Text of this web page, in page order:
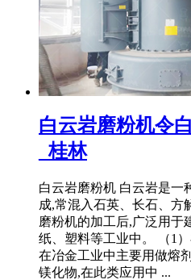
白云岩磨粉机令
_桂林
白云岩磨粉机 白云岩是一
成,常混入石英、长石、方
磨粉机的加工后,广泛用于
纸、塑料等工业中。 （1
在冶金工业中主要用做熔
镁化物,在此类应用中 ...